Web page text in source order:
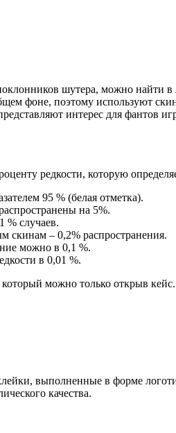
шутера, можно найти
фоне, поэтому используют
интерес для фантов
редкости, которую
95 % (белая отметка).
на 5%.
% случаев.
скинам – 0,2% распространения.
можно в 0,1 %.
в 0,01 %.
можно только открыв
выполненные в форме
качества.